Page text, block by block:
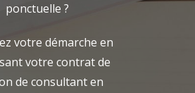
ponctuelle ?
votre démarche en
votre contrat de
de consultant en